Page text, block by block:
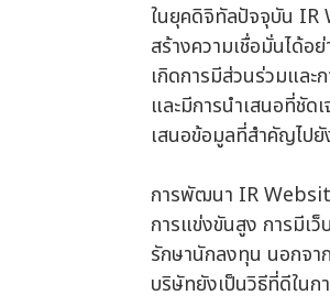
ในยุคดิจิทัลปัจจุบัน IR
สร้างความเชื่อมั่นได้
เกิดการมีส่วนร่วมแล
และมีการนำเสนอที่ชัด
เสนอข้อมูลที่สำคัญไป
การพัฒนา IR
การแข่งขันสูง การมีเว็
รักษานักลงทุน นอกจา
บริษัทยังเป็นวิธีที่ดีในก